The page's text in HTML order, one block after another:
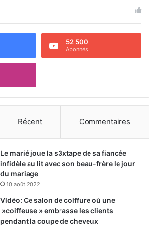
52 500
Abonnés
Récent Commentaires
Le marié joue la s3xtape de sa fiancée
infidèle au lit avec son beau-frère le jour
du mariage
10 août 2022
Vidéo: Ce salon de coiffure où une
»coiffeuse » embrasse les clients
pendant la coupe de cheveux